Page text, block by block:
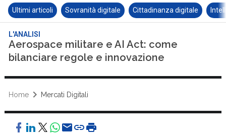
Ultimi articoli Sovranità digitale Cittadinanza digitale
L'ANALISI
Aerospace militare e AI Act: come
bilanciare regole e innovazione
Home Mercati Digitali